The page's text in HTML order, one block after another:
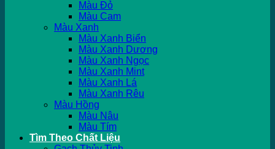
Màu Đỏ
Màu Cam
Màu Xanh
Màu Xanh Biển
Màu Xanh Dương
Màu Xanh Ngọc
Màu Xanh Mint
Màu Xanh Lá
Màu Xanh Rêu
Màu Hồng
Màu Nâu
Màu Tím
Tìm Theo Chất Liệu